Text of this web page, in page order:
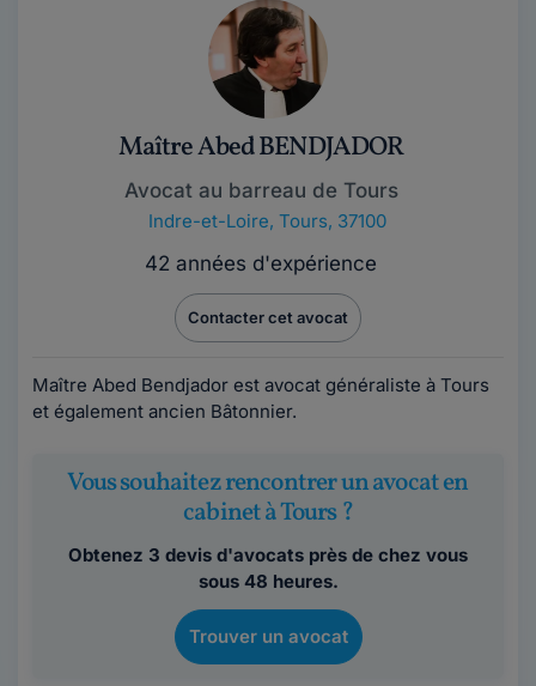
Maître Abed BENDJADOR
Avocat au barreau de Tours
Indre-et-Loire, Tours, 37100
42 années d'expérience
Contacter cet avocat
Maître Abed Bendjador est avocat généraliste à Tours
et également ancien Bâtonnier.
Vous souhaitez rencontrer un avocat en
cabinet à Tours ?
Obtenez 3 devis d'avocats près de chez vous
sous 48 heures.
Trouver un avocat